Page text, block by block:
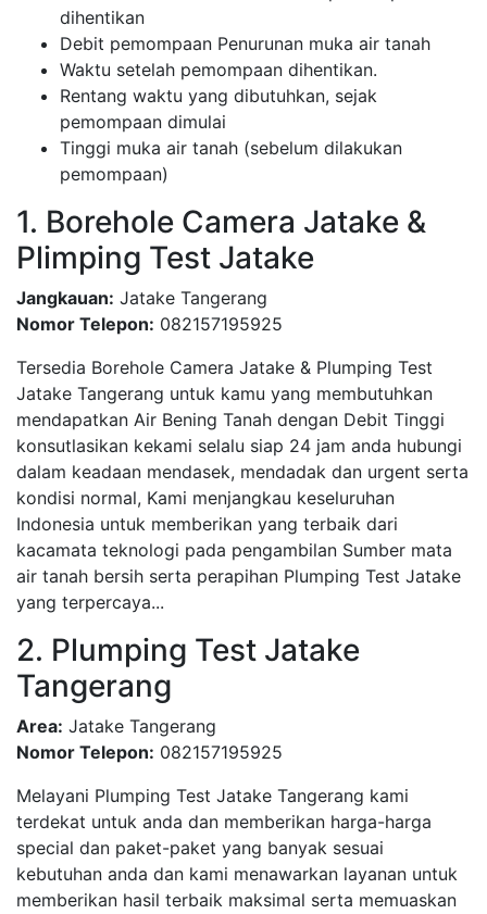
dihentikan
Debit pemompaan Penurunan muka air tanah
Waktu setelah pemompaan dihentikan.
Rentang waktu yang dibutuhkan, sejak
pemompaan dimulai
Tinggi muka air tanah (sebelum dilakukan
pemompaan)
1. Borehole Camera Jatake &
Plimping Test Jatake
Jangkauan: Jatake Tangerang
Nomor Telepon: 082157195925
Tersedia Borehole Camera Jatake & Plumping Test
Jatake Tangerang untuk kamu yang membutuhkan
mendapatkan Air Bening Tanah dengan Debit Tinggi
konsutlasikan kekami selalu siap 24 jam anda hubungi
dalam keadaan mendasek, mendadak dan urgent serta
kondisi normal, Kami menjangkau keseluruhan
Indonesia untuk memberikan yang terbaik dari
kacamata teknologi pada pengambilan Sumber mata
air tanah bersih serta perapihan Plumping Test Jatake
yang terpercaya...
2. Plumping Test Jatake
Tangerang
Area: Jatake Tangerang
Nomor Telepon: 082157195925
Melayani Plumping Test Jatake Tangerang kami
terdekat untuk anda dan memberikan harga-harga
special dan paket-paket yang banyak sesuai
kebutuhan anda dan kami menawarkan layanan untuk
memberikan hasil terbaik maksimal serta memuaskan